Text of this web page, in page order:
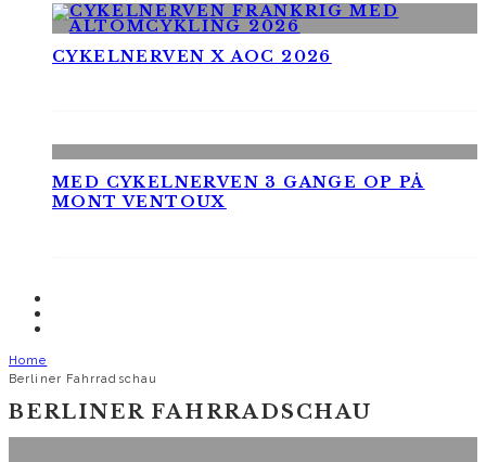
CYKELNERVEN X AOC 2026
MED CYKELNERVEN 3 GANGE OP PÅ
MONT VENTOUX
Home
Berliner Fahrradschau
BERLINER FAHRRADSCHAU